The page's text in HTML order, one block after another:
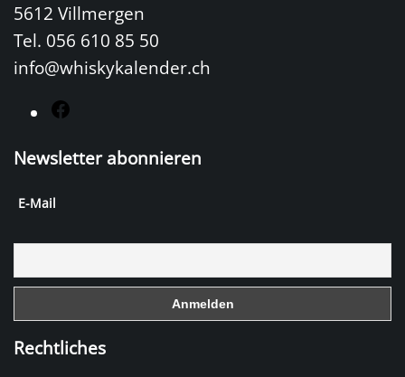
5612 Villmergen
Tel. 056 610 85 50
info@whiskykalender.ch
c
o
o
Newsletter abonnieren
E-Mail
Rechtliches